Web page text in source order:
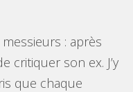
: après
critiquer son ex. J’y
que chaque